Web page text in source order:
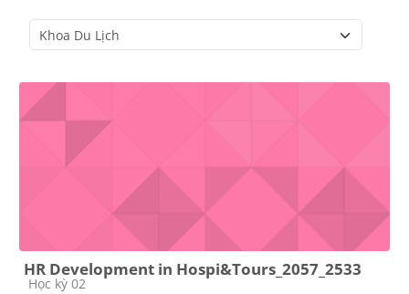
HR Development in Hospi&Tours_2057_2533
Course category
Học kỳ 02